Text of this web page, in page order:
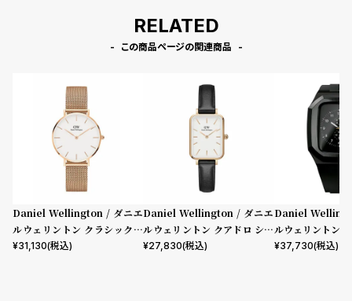
RELATED
この商品ページの関連商品
Daniel Wellington / ダニエ
ルウェリントン クラシックペ
ティット メルローズ ローズゴ
¥31,130(税込)
Daniel Wellington / ダニエ
ルウェリントン クアドロ シェ
フィールド ローズゴールド/ホ
¥27,830(税込)
Daniel
ルウェリントン
mm Apple
¥37,730(税込)